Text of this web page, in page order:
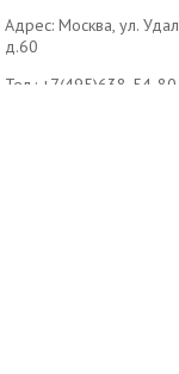
Адрес: Москва, ул.
д.60
Тел.: +7(495)638-54-80